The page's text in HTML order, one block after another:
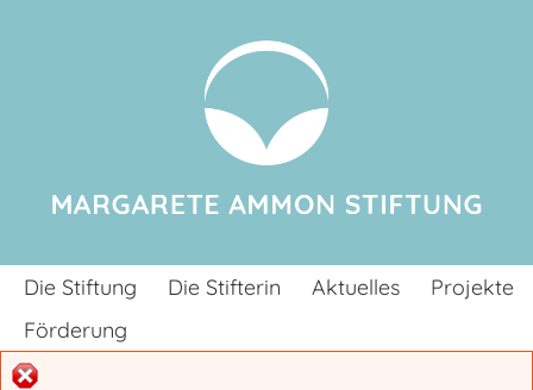
Die Stiftung Die Stifterin Aktuelles
Projekte
Förderung